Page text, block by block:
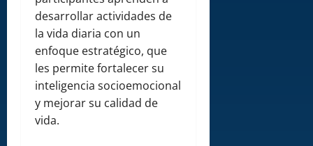
desarrollar actividades de
la vida diaria con un
enfoque estratégico, que
les permite fortalecer su
inteligencia socioemocional
y mejorar su calidad de
vida.